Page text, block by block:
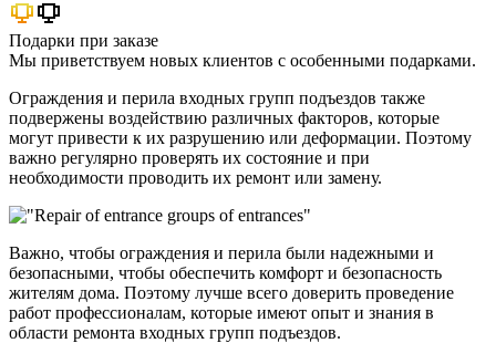
Подарки при заказе
Мы приветствуем новых клиентов с особенными подарками.
Ограждения и перила входных групп подъездов также
подвержены воздействию различных факторов, которые
могут привести к их разрушению или деформации. Поэтому
важно регулярно проверять их состояние и при
необходимости проводить их ремонт или замену.
Важно, чтобы ограждения и перила были надежными и
безопасными, чтобы обеспечить комфорт и безопасность
жителям дома. Поэтому лучше всего доверить проведение
работ профессионалам, которые имеют опыт и знания в
области ремонта входных групп подъездов.